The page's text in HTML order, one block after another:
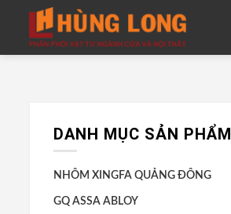
DANH MỤC SẢN PHẨM
NHÔM XINGFA QUẢNG ĐÔNG
GQ ASSA ABLOY